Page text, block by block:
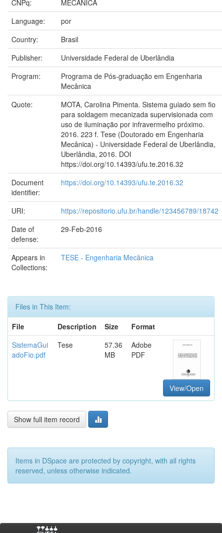
CNPq:
MECANICA
Language:
por
Country:
Brasil
Publisher:
Universidade Federal de Uberlândia
Program:
Programa de Pós-graduação em Engenharia
Mecânica
Quote:
MOTA, Carolina Pimenta. Sistema guiado sem fio
para soldagem mecanizada supervisionada com
uso de iluminação por infravermelho próximo.
2016. 223 f. Tese (Doutorado em Engenharia
Mecânica) - Universidade Federal de Uberlândia,
Uberlândia, 2016. DOI
https://doi.org/10.14393/ufu.te.2016.32
Document
identifier:
https://doi.org/10.14393/ufu.te.2016.32
URI:
https://repositorio.ufu.br/handle/123456789/18742
Date of
defense:
29-Feb-2016
Appears in
Collections:
TESE - Engenharia Mecânica
Files in This Item:
File
Description Size
Format
SistemaGui
adoFio.pdf
Tese
57.36
MB
Adobe
PDF
View/Open
Show full item record
Items in DSpace are protected by copyright, with all rights
reserved, unless otherwise indicated.